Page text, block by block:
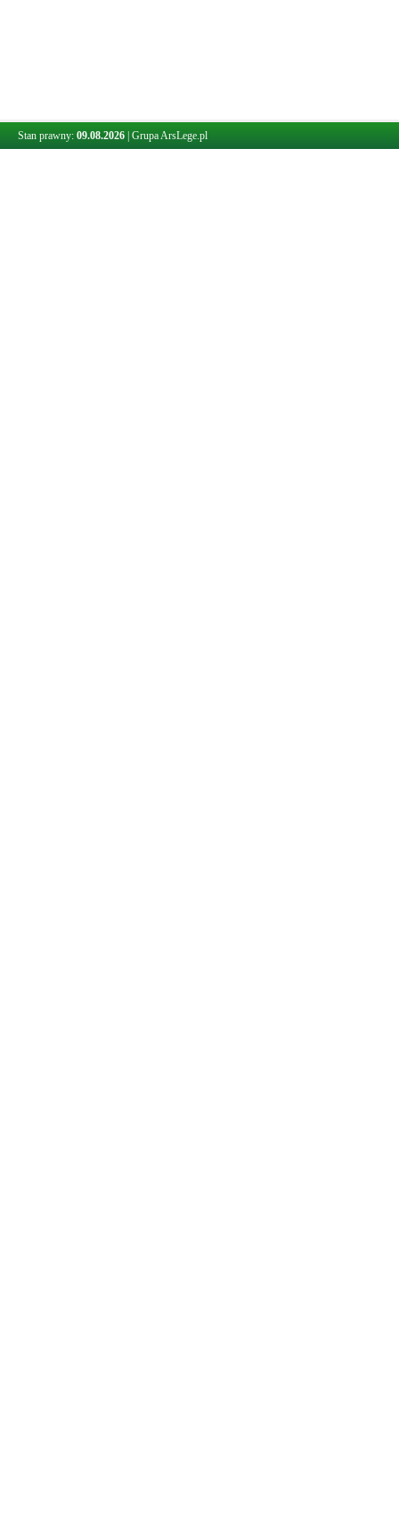
Stan prawny: 09.08.2026 Grupa ArsLege.pl